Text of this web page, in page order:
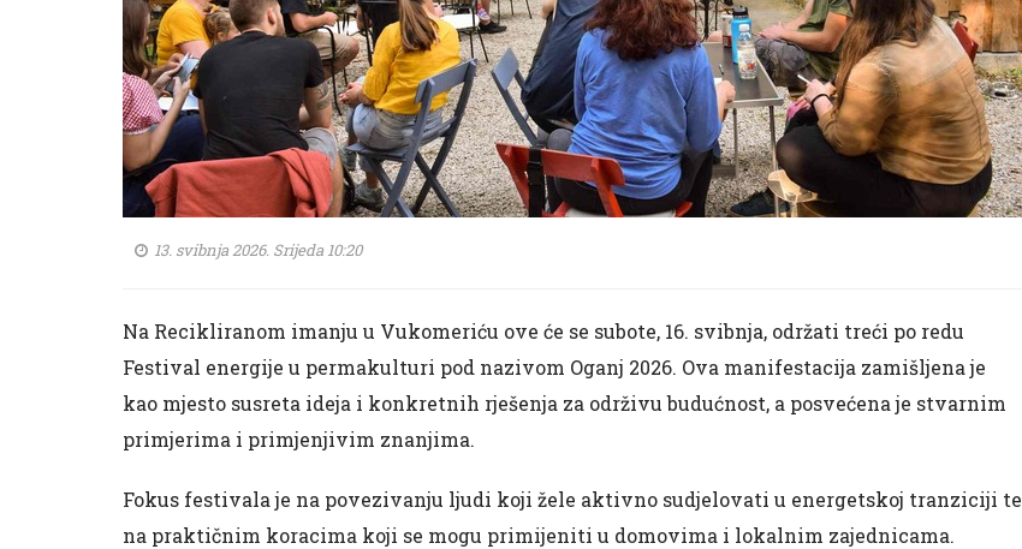
13. svibnja 2026. Srijeda 10:20
Na Recikliranom imanju u Vukomeriću ove će se subote, 16. svibnja, održati treći po redu
Festival energije u permakulturi pod nazivom Oganj 2026. Ova manifestacija zamišljena je
kao mjesto susreta ideja i konkretnih rješenja za održivu budućnost, a posvećena je stvarnim
primjerima i primjenjivim znanjima.
Fokus festivala je na povezivanju ljudi koji žele aktivno sudjelovati u energetskoj tranziciji te
na praktičnim koracima koji se mogu primijeniti u domovima i lokalnim zajednicama.